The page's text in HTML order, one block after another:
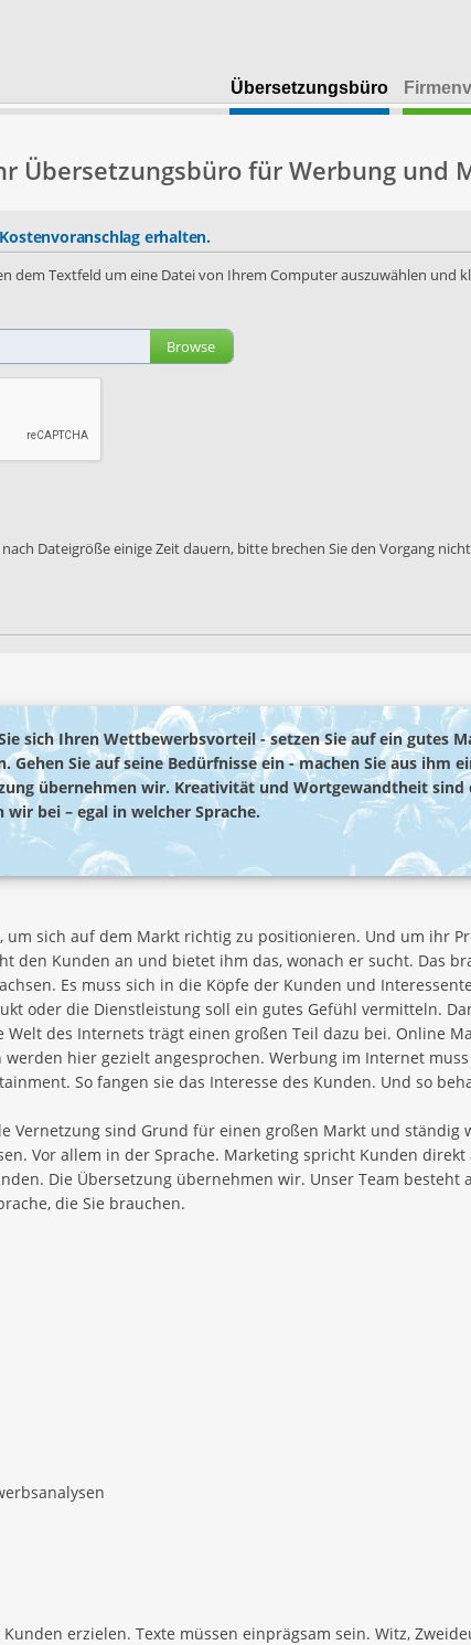
Übersetzungsbüro
Übersetzungsbüro für Werbung und
erhalten.
dem Textfeld um eine Datei von Ihrem Computer auszuwählen und
Browse
Dateigröße einige Zeit dauern, bitte brechen Sie den Vorgang
sich Ihren Wettbewerbsvorteil - setzen Sie auf ein gutes
Gehen Sie auf seine Bedürfnisse ein - machen Sie aus ihm
übernehmen wir. Kreativität und Wortgewandtheit sind
wir bei – egal in welcher Sprache.
um sich auf dem Markt richtig zu positionieren. Und um ihr
den Kunden an und bietet ihm das, wonach er sucht. Das
Es muss sich in die Köpfe der Kunden und
oder die Dienstleistung soll ein gutes Gefühl vermitteln.
des Internets trägt einen großen Teil dazu bei. Online
hier gezielt angesprochen. Werbung im Internet
So fangen sie das Interesse des Kunden. Und so
Vernetzung sind Grund für einen großen Markt und ständig
Vor allem in der Sprache. Marketing spricht Kunden
Die Übersetzung übernehmen wir. Unser Team
die Sie brauchen.
erzielen. Texte müssen einprägsam sein. Witz,